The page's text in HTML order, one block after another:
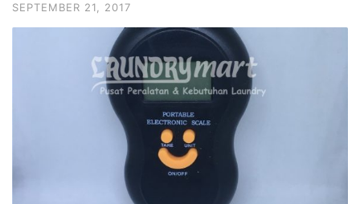
SEPTEMBER 21, 2017